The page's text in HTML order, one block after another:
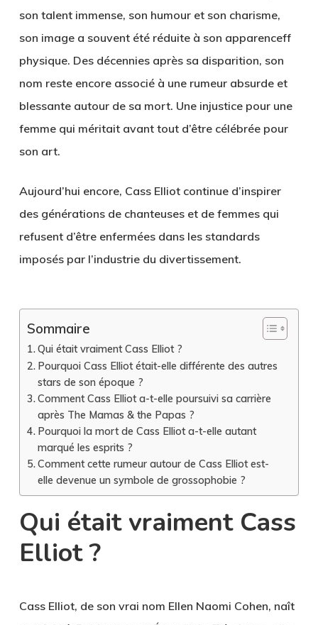
son talent immense, son humour et son charisme,
son image a souvent été réduite à son apparenceff
physique. Des décennies après sa disparition, son
nom reste encore associé à une rumeur absurde et
blessante autour de sa mort. Une injustice pour une
femme qui méritait avant tout d’être célébrée pour
son art.
Aujourd’hui encore, Cass Elliot continue d’inspirer
des générations de chanteuses et de femmes qui
refusent d’être enfermées dans les standards
imposés par l’industrie du divertissement.
Sommaire
Qui était vraiment Cass Elliot ?
Pourquoi Cass Elliot était-elle différente des autres
stars de son époque ?
Comment Cass Elliot a-t-elle poursuivi sa carrière
après The Mamas & the Papas ?
Pourquoi la mort de Cass Elliot a-t-elle autant
marqué les esprits ?
Comment cette rumeur autour de Cass Elliot est-
elle devenue un symbole de grossophobie ?
Qui était vraiment Cass
Elliot ?
Cass Elliot, de son vrai nom Ellen Naomi Cohen, naît